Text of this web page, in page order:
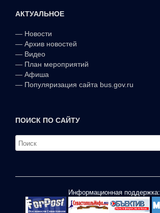
АКТУАЛЬНОЕ
— Новости
— Архив новостей
— Видео
— План мероприятий
— Афиша
— Популяризация сайта bus.gov.ru
ПОИСК ПО САЙТУ
Информационная поддержка: